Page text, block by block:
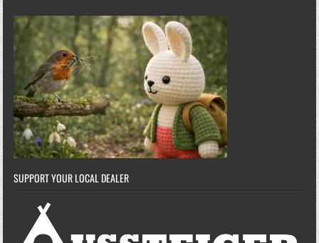
SUPPORT YOUR LOCAL DEALER